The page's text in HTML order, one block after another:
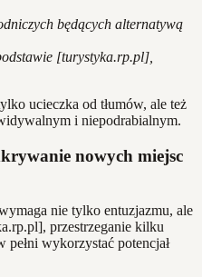
będących alternatywą
[turystyka.rp.pl],
ucieczka od tłumów, ale też
i niepodrabialnym.
nowych miejsc
nie tylko entuzjazmu, ale
przestrzeganie kilku
pełni wykorzystać potencjał